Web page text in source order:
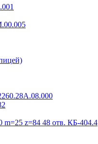
z=84 48 отв. КБ-404.4